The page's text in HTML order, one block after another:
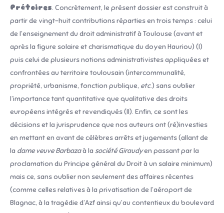
Prétoires. Concrètement, le présent dossier est construit à
partir de vingt-huit contributions réparties en trois temps : celui
de l’enseignement du droit administratif à Toulouse (avant et
après la figure solaire et charismatique du doyen Hauriou) (I)
puis celui de plusieurs notions administrativistes appliquées et
confrontées au territoire toulousain (intercommunalité,
propriété, urbanisme, fonction publique, etc.) sans oublier
l’importance tant quantitative que qualitative des droits
européens intégrés et revendiqués (II). Enfin, ce sont les
décisions et la jurisprudence que nos auteurs ont (ré)investies
en mettant en avant de célèbres arrêts et jugements (allant de
la dame veuve Barbazaà la société Giraudyen passant par la
proclamation du Principe général du Droit à un salaire minimum)
mais ce, sans oublier non seulement des affaires récentes
(comme celles relatives à la privatisation de l’aéroport de
Blagnac, à la tragédie d’Azf ainsi qu’au contentieux du boulevard